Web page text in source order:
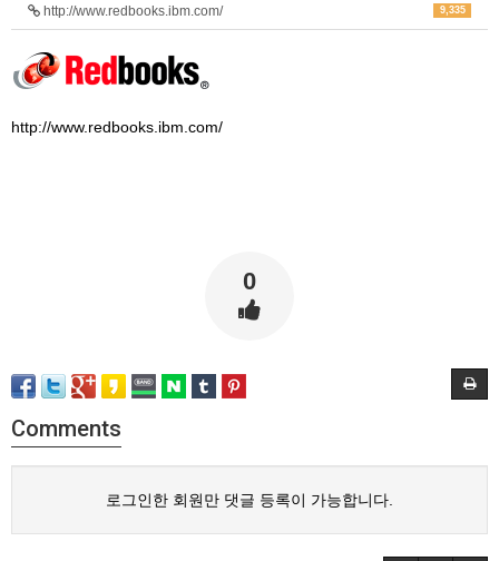
9,335
http://www.redbooks.ibm.com/
http://www.redbooks.ibm.com/
0
Comments
로그인한 회원만 댓글 등록이 가능합니다.